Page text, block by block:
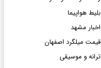
بلیط هواپیما
اخبار مشهد
قیمت میلگرد اصفهان
ترانه و موسیقی